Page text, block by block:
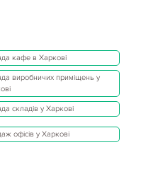
кафе в Харкові
виробничих приміщень у
складів у Харкові
офісів у Харкові